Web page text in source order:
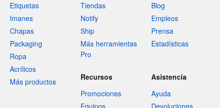
Etiquetas
Imanes
Chapas
Packaging
Ropa
Acrílicos
Más productos
Tiendas
Notify
Ship
Más herramientas
Pro
Blog
Empleos
Prensa
Estadísticas
Recursos
Promociones
Equipos
Asistencia
Ayuda
Devoluciones